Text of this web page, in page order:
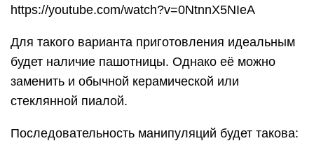
https://youtube.com/watch?v=0NtnnX5NIeA
Для такого варианта приготовления идеальным
будет наличие пашотницы. Однако её можно
заменить и обычной керамической или
стеклянной пиалой.
Последовательность манипуляций будет такова: